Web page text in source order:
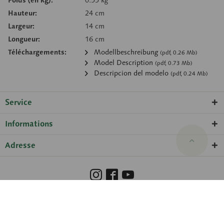
Hauteur:
24 cm
Largeur:
14 cm
Longueur:
16 cm
Téléchargements:
Modellbeschreibung (pdf, 0.26 Mb)
Model Description (pdf, 0.73 Mb)
Descripcion del modelo (pdf, 0.24 Mb)
Service
Informations
Adresse